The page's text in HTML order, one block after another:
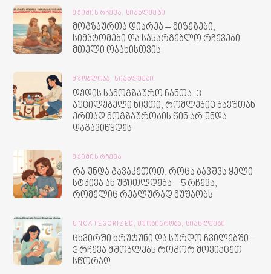
ᲔᲥᲘᲛᲘᲡ ᲠᲩᲔᲕᲐ, ᲡᲘᲐᲮᲚᲔᲔᲑᲘ
მოგზაურთა დიარეა – მიზეზები,
სიმპტომები და სასარგებლო რჩევები
მთელი ოჯახისთვის
ᲛᲨᲝᲑᲚᲝᲑᲐ, ᲡᲘᲐᲮᲚᲔᲔᲑᲘ
დედის სამოგზაურო ჩანთა: 3
აუცილებელი ნივთი, რომლებიც ბავშთან
ერთად მოგზაურობის წინ არ უნდა
დაგავიწყდეს
ᲔᲥᲘᲛᲘᲡ ᲠᲩᲔᲕᲐ
რა უნდა გავაკეთოთ, როცა ბავშვს ყელი
სტკივა ან უწითლდება – 5 რჩევა,
რომელიც რეალურად მუშაობს
UNCATEGORIZED, ᲛᲨᲝᲑᲘᲐᲠᲝᲑᲐ, ᲡᲘᲐᲮᲚᲔᲔᲑᲘ
ცხვირში ხრუტუნი და სურდო ჩვილებში –
3 რჩევა მშობლებს როგორ მოვიქცეთ
სწორად